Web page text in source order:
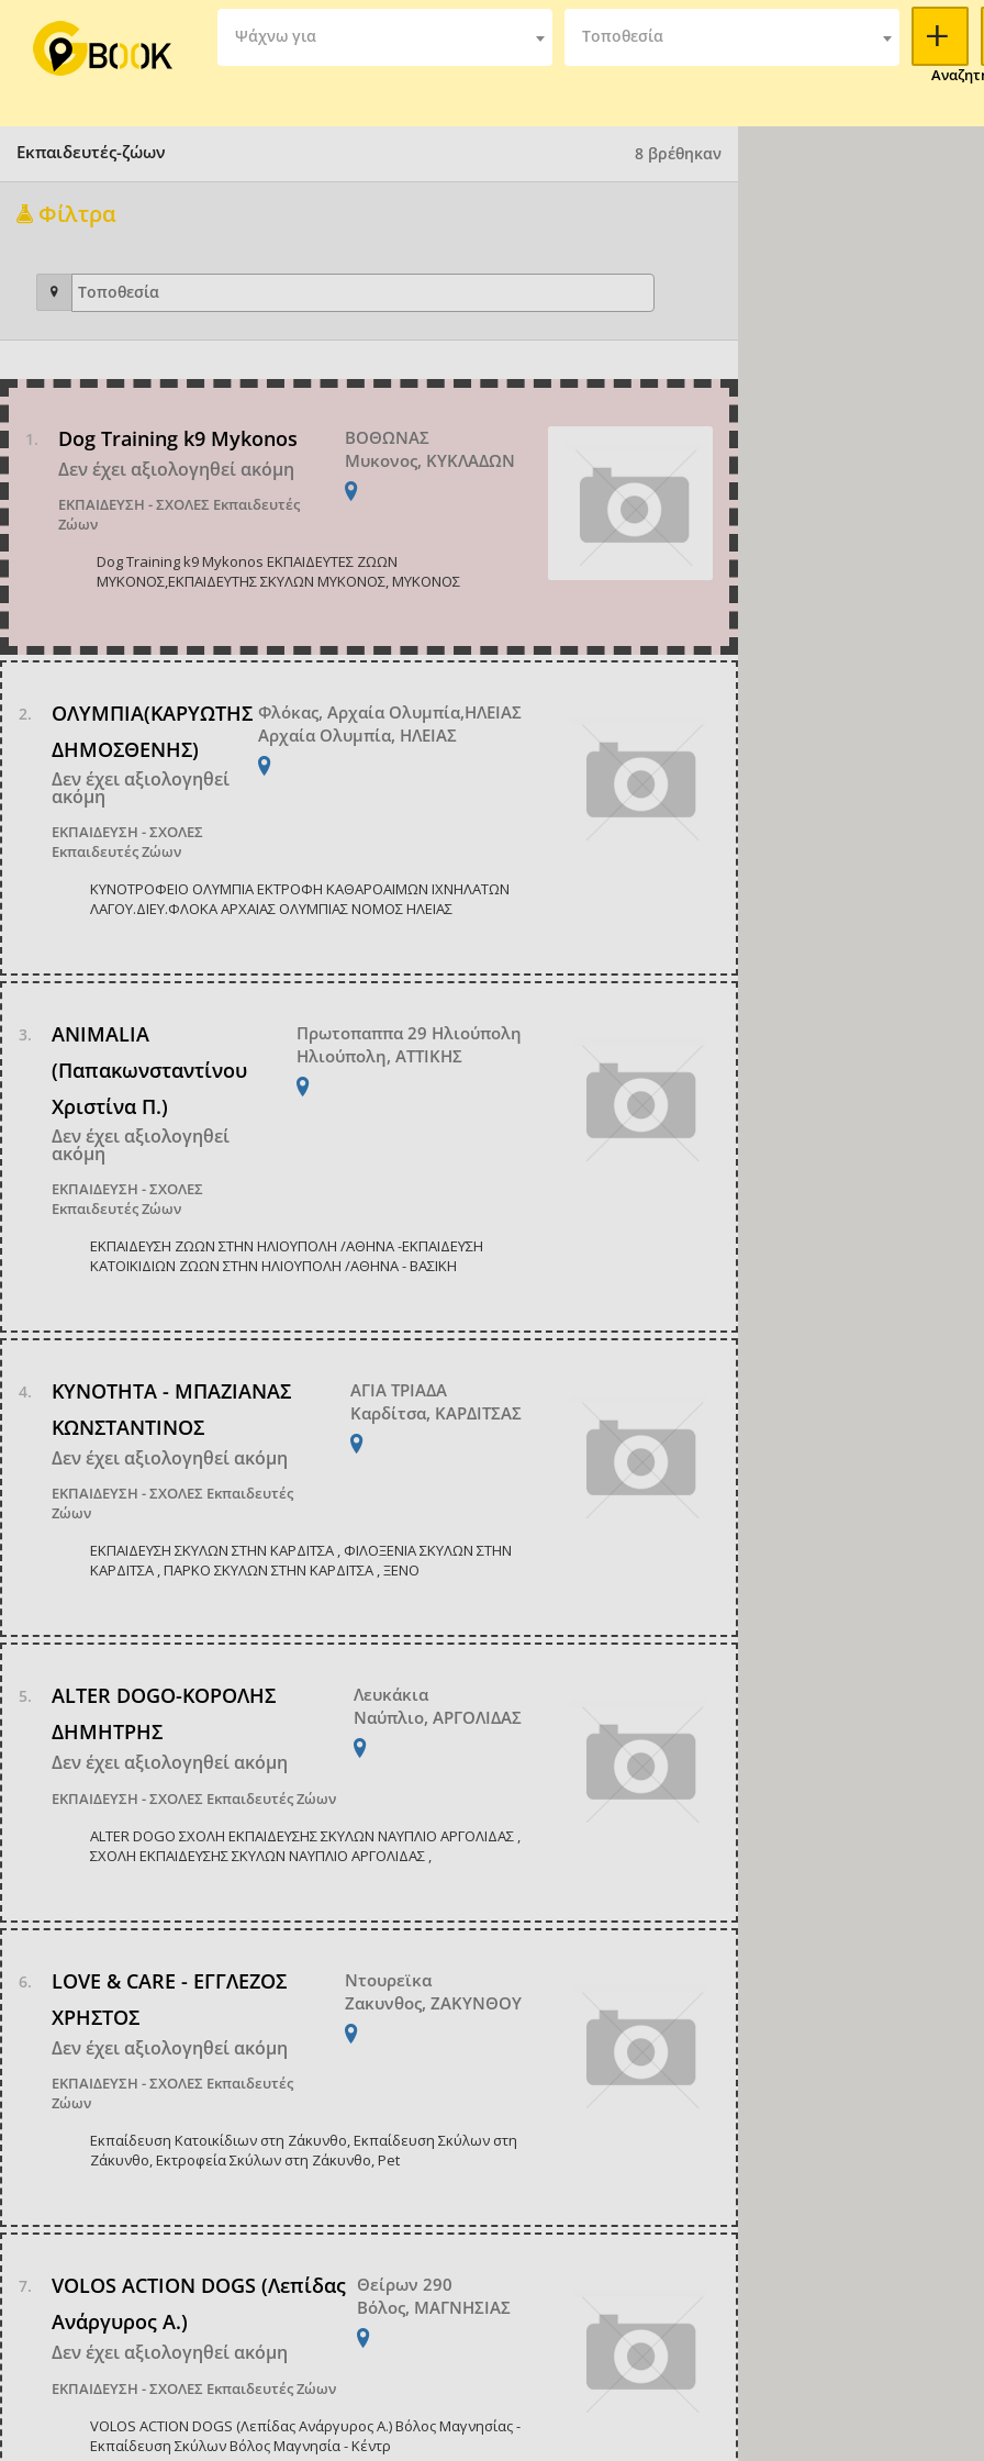
Ψάχνω για Τοποθεσία
Εκπαιδευτές-ζώων 8 βρέθηκαν
Φίλτρα
Dog Training k9 Mykonos
Δεν έχει αξιολογηθεί ακόμη
ΕΚΠΑΙΔΕΥΣΗ - ΣΧΟΛΕΣ Εκπαιδευτές
Ζώων
ΒΟΘΩΝΑΣ
Μυκονος, ΚΥΚΛΑΔΩΝ
Dog Training k9 Mykonos ΕΚΠΑΙΔΕΥΤΕΣ ΖΩΩΝ
ΜΥΚΟΝΟΣ,ΕΚΠΑΙΔΕΥΤΗΣ ΣΚΥΛΩΝ ΜΥΚΟΝΟΣ, ΜΥΚΟΝΟΣ
ΟΛΥΜΠΙΑ(ΚΑΡΥΩΤΗΣ
ΔΗΜΟΣΘΕΝΗΣ)
Δεν έχει αξιολογηθεί
ακόμη
ΕΚΠΑΙΔΕΥΣΗ - ΣΧΟΛΕΣ
Εκπαιδευτές Ζώων
Φλόκας, Αρχαία Ολυμπία,ΗΛΕΙΑΣ
Αρχαία Ολυμπία, ΗΛΕΙΑΣ
ΚΥΝΟΤΡΟΦΕΙΟ ΟΛΥΜΠΙΑ ΕΚΤΡΟΦΗ ΚΑΘΑΡΟΑΙΜΩΝ ΙΧΝΗΛΑΤΩΝ
ΛΑΓΟΥ.ΔΙΕΥ.ΦΛΟΚΑ ΑΡΧΑΙΑΣ ΟΛΥΜΠΙΑΣ ΝΟΜΟΣ ΗΛΕΙΑΣ
ANIMALIA
(Παπακωνσταντίνου
Χριστίνα Π.)
Δεν έχει αξιολογηθεί
ακόμη
ΕΚΠΑΙΔΕΥΣΗ - ΣΧΟΛΕΣ
Εκπαιδευτές Ζώων
Πρωτοπαππα 29 Ηλιούπολη
Ηλιούπολη, ΑΤΤΙΚΗΣ
ΕΚΠΑΙΔΕΥΣΗ ΖΩΩΝ ΣΤΗΝ ΗΛΙΟΥΠΟΛΗ /ΑΘΗΝΑ -ΕΚΠΑΙΔΕΥΣΗ
ΚΑΤΟΙΚΙΔΙΩΝ ΖΩΩΝ ΣΤΗΝ ΗΛΙΟΥΠΟΛΗ /ΑΘΗΝΑ - ΒΑΣΙΚΗ
ΚΥΝΟΤΗΤΑ - ΜΠΑΖΙΑΝΑΣ
ΚΩΝΣΤΑΝΤΙΝΟΣ
Δεν έχει αξιολογηθεί ακόμη
ΕΚΠΑΙΔΕΥΣΗ - ΣΧΟΛΕΣ Εκπαιδευτές
Ζώων
ΑΓΙΑ ΤΡΙΑΔΑ
Καρδίτσα, ΚΑΡΔΙΤΣΑΣ
ΕΚΠΑΙΔΕΥΣΗ ΣΚΥΛΩΝ ΣΤΗΝ ΚΑΡΔΙΤΣΑ , ΦΙΛΟΞΕΝΙΑ ΣΚΥΛΩΝ ΣΤΗΝ
ΚΑΡΔΙΤΣΑ , ΠΑΡΚΟ ΣΚΥΛΩΝ ΣΤΗΝ ΚΑΡΔΙΤΣΑ , ΞΕΝΟ
ALTER DOGO-ΚΟΡΟΛΗΣ
ΔΗΜΗΤΡΗΣ
Δεν έχει αξιολογηθεί ακόμη
ΕΚΠΑΙΔΕΥΣΗ - ΣΧΟΛΕΣ Εκπαιδευτές Ζώων
Λευκάκια
Ναύπλιο, ΑΡΓΟΛΙΔΑΣ
ALTER DOGO ΣΧΟΛΗ ΕΚΠΑΙΔΕΥΣΗΣ ΣΚΥΛΩΝ ΝΑΥΠΛΙΟ ΑΡΓΟΛΙΔΑΣ ,
ΣΧΟΛΗ ΕΚΠΑΙΔΕΥΣΗΣ ΣΚΥΛΩΝ ΝΑΥΠΛΙΟ ΑΡΓΟΛΙΔΑΣ ,
LOVE & CARE - ΕΓΓΛΕΖΟΣ
ΧΡΗΣΤΟΣ
Δεν έχει αξιολογηθεί ακόμη
ΕΚΠΑΙΔΕΥΣΗ - ΣΧΟΛΕΣ Εκπαιδευτές
Ζώων
Ντουρεϊκα
Ζακυνθος, ΖΑΚΥΝΘΟΥ
Εκπαίδευση Κατοικίδιων στη Ζάκυνθο, Εκπαίδευση Σκύλων στη
Ζάκυνθο, Εκτροφεία Σκύλων στη Ζάκυνθο, Pet
VOLOS ACTION DOGS (Λεπίδας
Ανάργυρος Α.)
Δεν έχει αξιολογηθεί ακόμη
ΕΚΠΑΙΔΕΥΣΗ - ΣΧΟΛΕΣ Εκπαιδευτές Ζώων
Θείρων 290
Βόλος, ΜΑΓΝΗΣΙΑΣ
VOLOS ACTION DOGS (Λεπίδας Ανάργυρος Α.) Βόλος Μαγνησίας -
Εκπαίδευση Σκύλων Βόλος Μαγνησία - Κέντρ